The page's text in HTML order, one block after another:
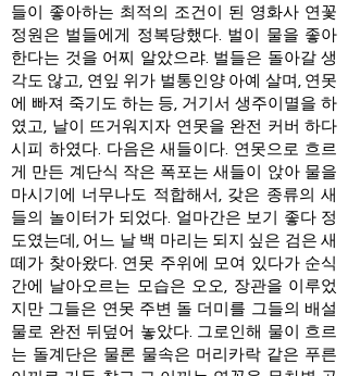
들이 좋아하는 최적의 조건이 된 영화사 연꽃
정원은 벌들에게 정복당했다. 벌이 물을 좋아
한다는 것을 어찌 알았으랴. 벌들은 돌아갈 생
각도 않고, 연잎 위가 벌통인양 아예 살며, 연못
에 빠져 죽기도 하는 등, 거기서 생주이멸을 하
였고, 날이 뜨거워지자 연못을 완전 커버 하다
시피 하였다. 다음은 새들이다. 연못으로 흐르
게 만든 계단식 작은 폭포는 새들이 앉아 물을
마시기에 너무나도 적합해서, 갖은 종류의 새
들의 놀이터가 되었다. 얼마간은 보기 좋다 정
도였는데, 어느 날 백 마리는 되지 싶은 검은 새
떼가 찾아왔다. 연못 주위에 모여 있다가 순식
간에 날아오르는 모습은 오오, 장관을 이루었
지만 그들은 연못 주변 돌 더미를 그들의 배설
물로 완전 뒤덮어 놓았다. 그로인해 물이 흐르
는 돌계단은 물론 물속은 머리카락 같은 푸른